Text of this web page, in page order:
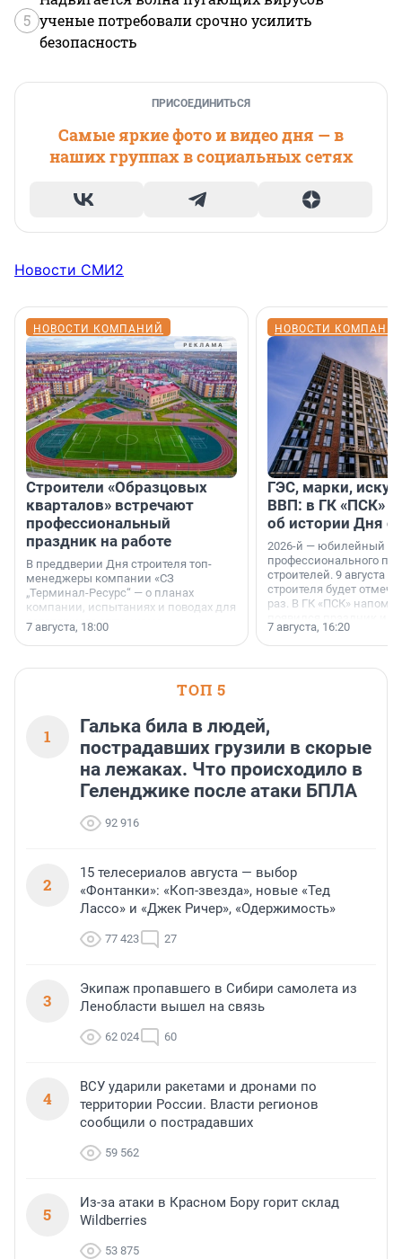
5 ученые потребовали срочно усилить
безопасность
ПРИСОЕДИНИТЬСЯ
Самые яркие фото и видео дня — в
наших группах в социальных сетях
Новости СМИ2
НОВОСТИ КОМПАНИЙ
Строители «Образцовых
кварталов» встречают
профессиональный
праздник на работе
В преддверии Дня строителя топ-
менеджеры компании «СЗ
„Терминал-Ресурс“ — о планах
компании, испытаниях и поводах для
осторожного оптимизма.
7 августа, 18:00
НОВОСТИ
ГЭС, марки,
ВВП: в ГК «ПСК»
об истории Дня
2026-й — юбилейный
профессионального
строителей. 9 августа
строителя будет
раз. В ГК «ПСК»
поменялась роль
7 августа, 16:20
ТОП 5
1
Галька била в людей,
пострадавших грузили в скорые
на лежаках. Что происходило в
Геленджике после атаки БПЛА
92 916
2
15 телесериалов августа — выбор
«Фонтанки»: «Коп-звезда», новые «Тед
Лассо» и «Джек Ричер», «Одержимость»
77 423 27
3
Экипаж пропавшего в Сибири самолета из
Ленобласти вышел на связь
62 024 60
4
ВСУ ударили ракетами и дронами по
территории России. Власти регионов
сообщили о пострадавших
59 562
5
Из-за атаки в Красном Бору горит склад
Wildberries
53 875